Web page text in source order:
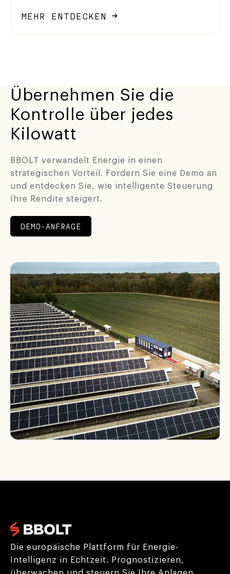
MEHR ENTDECKEN
Übernehmen Sie die
Kontrolle über jedes
Kilowatt
BBOLT verwandelt Energie in einen
strategischen Vorteil. Fordern Sie eine Demo an
und entdecken Sie, wie intelligente Steuerung
Ihre Rendite steigert.
DEMO-ANFRAGE
Die europäische Plattform für Energie-
Intelligenz in Echtzeit. Prognostizieren,